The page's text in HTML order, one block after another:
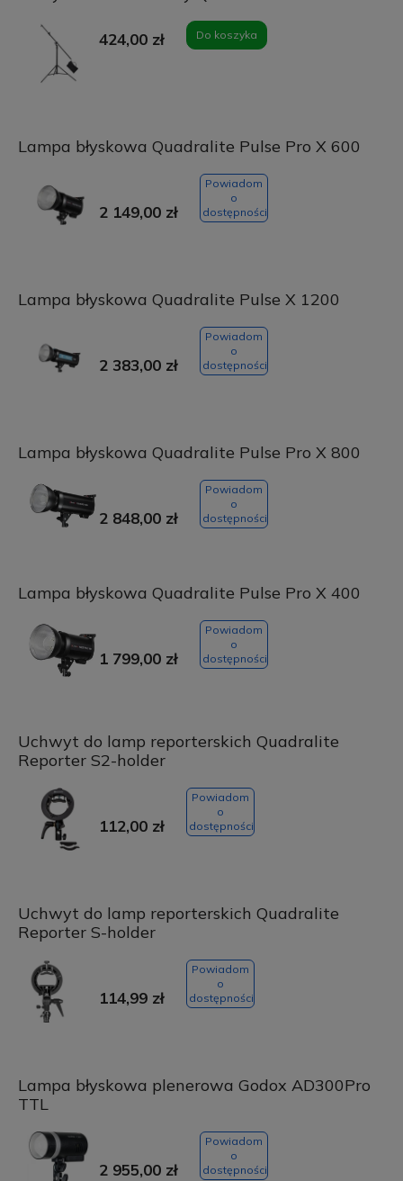
424,00 zł Do koszyka
Lampa błyskowa Quadralite Pulse Pro X 600
2 149,00 zł
Powiadom
o
dostępności
Lampa błyskowa Quadralite Pulse X 1200
2 383,00 zł
Powiadom
o
dostępności
Lampa błyskowa Quadralite Pulse Pro X 800
2 848,00 zł
Powiadom
o
dostępności
Lampa błyskowa Quadralite Pulse Pro X 400
1 799,00 zł
Powiadom
o
dostępności
Uchwyt do lamp reporterskich Quadralite
Reporter S2-holder
112,00 zł
Powiadom
o
dostępności
Uchwyt do lamp reporterskich Quadralite
Reporter S-holder
114,99 zł
Powiadom
o
dostępności
Lampa błyskowa plenerowa Godox AD300Pro
TTL
2 955,00 zł
Powiadom
o
dostępności